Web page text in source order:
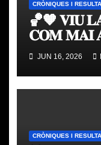
CRÒNIQUES I
🏀🧡 𝐕𝐈𝐔
𝐂𝐎𝐌 𝐌𝐀𝐈
𝐓𝐎𝐔𝐑
JUN 16, 2026
CRÒNIQUES I